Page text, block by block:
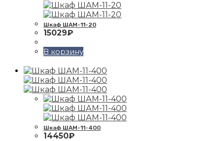
Шкаф ШАМ-11-20
15029₽
В корзину
Шкаф ШАМ-11-400
14450₽